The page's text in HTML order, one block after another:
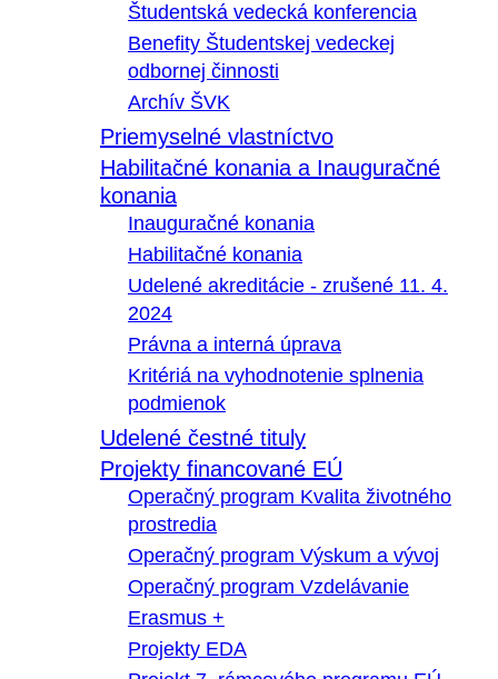
Študentská vedecká konferencia
Benefity Študentskej vedeckej
odbornej činnosti
Archív ŠVK
Priemyselné vlastníctvo
Habilitačné konania a Inauguračné
konania
Inauguračné konania
Habilitačné konania
Udelené akreditácie - zrušené 11. 4.
2024
Právna a interná úprava
Kritériá na vyhodnotenie splnenia
podmienok
Udelené čestné tituly
Projekty financované EÚ
Operačný program Kvalita životného
prostredia
Operačný program Výskum a vývoj
Operačný program Vzdelávanie
Erasmus +
Projekty EDA